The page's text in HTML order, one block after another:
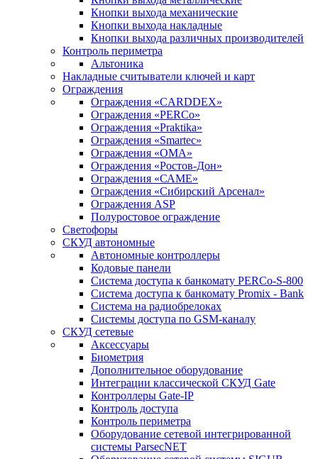
Кнопки выхода механические
Кнопки выхода накладные
Кнопки выхода различных производителей
Контроль периметра
Альтоника
Накладные считыватели ключей и карт
Ограждения
Ограждения «CARDDEX»
Ограждения «PERCo»
Ограждения «Praktika»
Ограждения «Smartec»
Ограждения «ОМА»
Ограждения «Ростов-Дон»
Ограждения «САМЕ»
Ограждения «Сибирский Арсенал»
Ограждения ASP
Полуростовое ограждение
Светофоры
СКУД автономные
Автономные контроллеры
Кодовые панели
Система доступа к банкомату PERCo-S-800
Система доступа к банкомату Promix - Bank
Система на радиобрелоках
Системы доступа по GSM-каналу
СКУД сетевые
Аксессуары
Биометрия
Дополнительное оборудование
Интеграции классической СКУД Gate
Контроллеры Gate-IP
Контроль доступа
Контроль периметра
Оборудование сетевой интегрированной
системы ParsecNET